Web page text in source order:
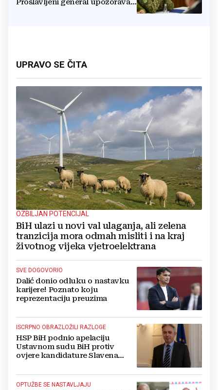
UPRAVO SE ČITA
OZBILJAN POTENCIJAL
BiH ulazi u novi val ulaganja, ali zelena
tranzicija mora odmah misliti i na kraj
životnog vijeka vjetroelektrana
SVE DOGOVORIO
Dalić donio odluku o nastavku
karijere! Poznato koju
reprezentaciju preuzima
ISCRPNO OBRAZLOŽILI RAZLOGE
HSP BiH podnio apelaciju
Ustavnom sudu BiH protiv
ovjere kandidature Slavena
OPTUŽBE SE NASTAVLJAJU